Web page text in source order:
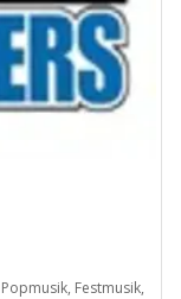
Festmusik,